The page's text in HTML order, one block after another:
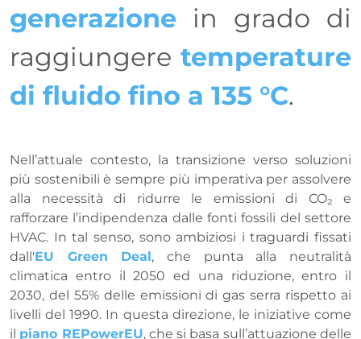
generazione in grado di
raggiungere temperature
di fluido fino a 135 °C.
Nell’attuale contesto, la transizione verso soluzioni
più sostenibili è sempre più imperativa per assolvere
alla necessità di ridurre le emissioni di CO₂ e
rafforzare l’indipendenza dalle fonti fossili del settore
HVAC. In tal senso, sono ambiziosi i traguardi fissati
dall'EU Green Deal, che punta alla neutralità
climatica entro il 2050 ed una riduzione, entro il
2030, del 55% delle emissioni di gas serra rispetto ai
livelli del 1990. In questa direzione, le iniziative come
il piano REPowerEU, che si basa sull’attuazione delle